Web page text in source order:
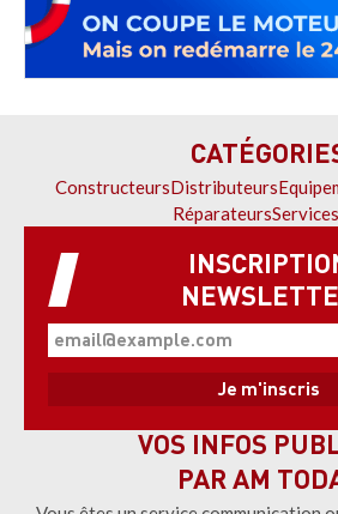
ConstructeursDistributeurs
RéparateursServices
VOS INFOS
PAR AM